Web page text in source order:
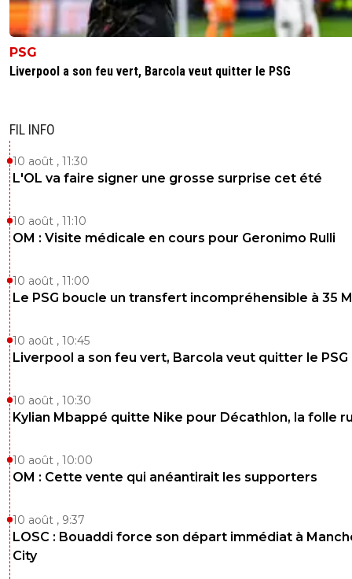
PSG
Liverpool a son feu vert, Barcola veut quitter le PSG
FIL INFO
10 août , 11:30
L'OL va faire signer une grosse surprise cet été
10 août , 11:10
OM : Visite médicale en cours pour Geronimo Rulli
10 août , 11:00
Le PSG boucle un transfert incompréhensible à 35
10 août , 10:45
Liverpool a son feu vert, Barcola veut quitter le PSG
10 août , 10:30
Kylian Mbappé quitte Nike pour Décathlon, la folle
10 août , 10:00
OM : Cette vente qui anéantirait les supporters
10 août , 9:37
LOSC : Bouaddi force son départ immédiat à
City